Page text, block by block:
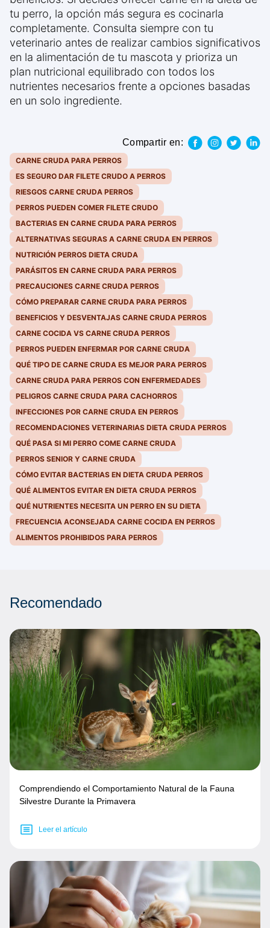
tu perro, la opción más segura es cocinarla
completamente. Consulta siempre con tu
veterinario antes de realizar cambios significativos
en la alimentación de tu mascota y prioriza un
plan nutricional equilibrado con todos los
nutrientes necesarios frente a opciones basadas
en un solo ingrediente.
Compartir en:
CARNE CRUDA PARA PERROS
ES SEGURO DAR FILETE CRUDO A PERROS
RIESGOS CARNE CRUDA PERROS
PERROS PUEDEN COMER FILETE CRUDO
BACTERIAS EN CARNE CRUDA PARA PERROS
ALTERNATIVAS SEGURAS A CARNE CRUDA EN PERROS
NUTRICIÓN PERROS DIETA CRUDA
PARÁSITOS EN CARNE CRUDA PARA PERROS
PRECAUCIONES CARNE CRUDA PERROS
CÓMO PREPARAR CARNE CRUDA PARA PERROS
BENEFICIOS Y DESVENTAJAS CARNE CRUDA PERROS
CARNE COCIDA VS CARNE CRUDA PERROS
PERROS PUEDEN ENFERMAR POR CARNE CRUDA
QUÉ TIPO DE CARNE CRUDA ES MEJOR PARA PERROS
CARNE CRUDA PARA PERROS CON ENFERMEDADES
PELIGROS CARNE CRUDA PARA CACHORROS
INFECCIONES POR CARNE CRUDA EN PERROS
RECOMENDACIONES VETERINARIAS DIETA CRUDA PERROS
QUÉ PASA SI MI PERRO COME CARNE CRUDA
PERROS SENIOR Y CARNE CRUDA
CÓMO EVITAR BACTERIAS EN DIETA CRUDA PERROS
QUÉ ALIMENTOS EVITAR EN DIETA CRUDA PERROS
QUÉ NUTRIENTES NECESITA UN PERRO EN SU DIETA
FRECUENCIA ACONSEJADA CARNE COCIDA EN PERROS
ALIMENTOS PROHIBIDOS PARA PERROS
Recomendado
Comprendiendo el Comportamiento Natural de la Fauna
Silvestre Durante la Primavera
Leer el artículo